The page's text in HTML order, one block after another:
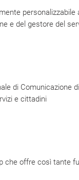
personalizzabile
e del gestore del
di Comunicazione
e cittadini
che offre così tante